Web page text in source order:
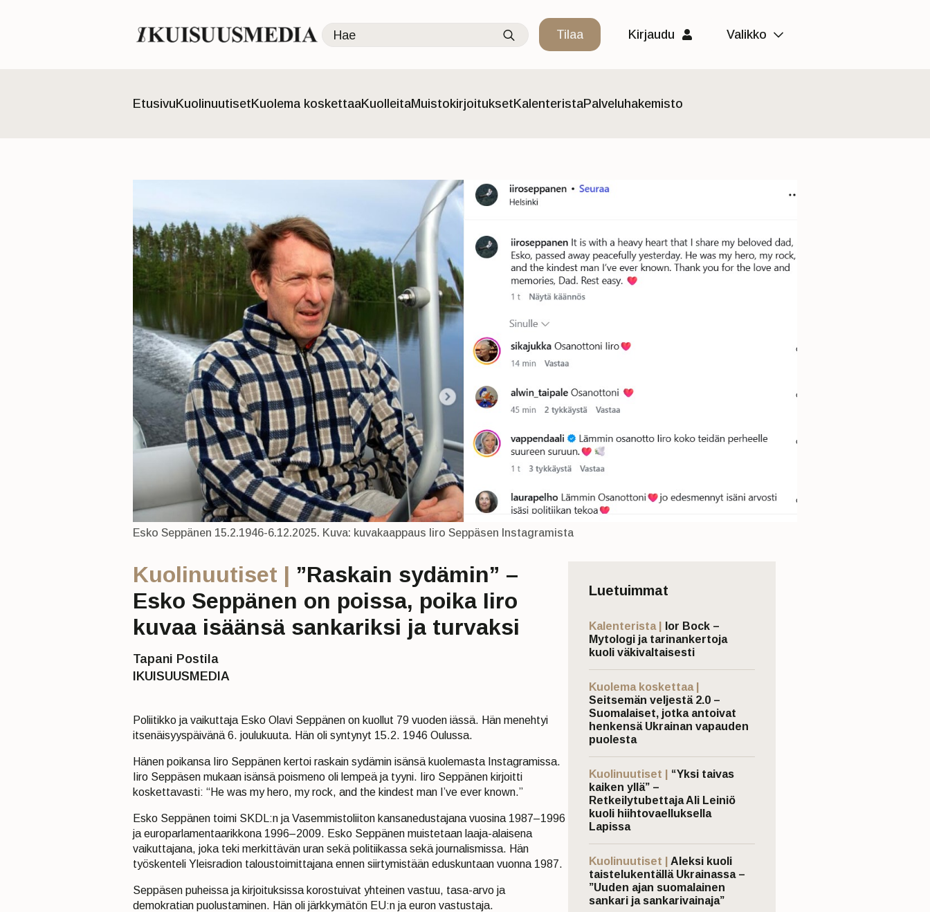
Search
for:
Tilaa Kirjaudu Valikko
Etusivu KuolinuutisetKuolema koskettaaKuolleitaMuistokirjoituksetKalenteristaPalveluhakemisto
Esko Seppänen 15.2.1946-6.12.2025. Kuva: kuvakaappaus Iiro Seppäsen Instagramista
Kuolinuutiset | ”Raskain sydämin” –
Esko Seppänen on poissa, poika Iiro
kuvaa isäänsä sankariksi ja turvaksi
Tapani Postila
IKUISUUSMEDIA
Poliitikko ja vaikuttaja Esko Olavi Seppänen on kuollut 79 vuoden iässä. Hän menehtyi
itsenäisyyspäivänä 6. joulukuuta. Hän oli syntynyt 15.2. 1946 Oulussa.
Hänen poikansa Iiro Seppänen kertoi raskain sydämin isänsä kuolemasta Instagramissa.
Iiro Seppäsen mukaan isänsä poismeno oli lempeä ja tyyni. Iiro Seppänen kirjoitti
koskettavasti: “He was my hero, my rock, and the kindest man I’ve ever known.”
Esko Seppänen toimi SKDL:n ja Vasemmistoliiton kansanedustajana vuosina 1987–1996
ja europarlamentaarikkona 1996–2009. Esko Seppänen muistetaan laaja-alaisena
vaikuttajana, joka teki merkittävän uran sekä politiikassa sekä journalismissa. Hän
työskenteli Yleisradion taloustoimittajana ennen siirtymistään eduskuntaan vuonna 1987.
Seppäsen puheissa ja kirjoituksissa korostuivat yhteinen vastuu, tasa-arvo ja
demokratian puolustaminen. Hän oli järkkymätön EU:n ja euron vastustaja.
Luetuimmat
Kalenterista |
Ior Bock –
Mytologi ja tarinankertoja
kuoli väkivaltaisesti
Kuolema koskettaa |
Seitsemän veljestä 2.0 –
Suomalaiset, jotka antoivat
henkensä Ukrainan vapauden
puolesta
Kuolinuutiset |
“Yksi taivas
kaiken yllä” –
Retkeilytubettaja Ali Leiniö
kuoli hiihtovaelluksella
Lapissa
Kuolinuutiset |
Aleksi kuoli
taistelukentällä Ukrainassa –
”Uuden ajan suomalainen
sankari ja sankarivainaja”